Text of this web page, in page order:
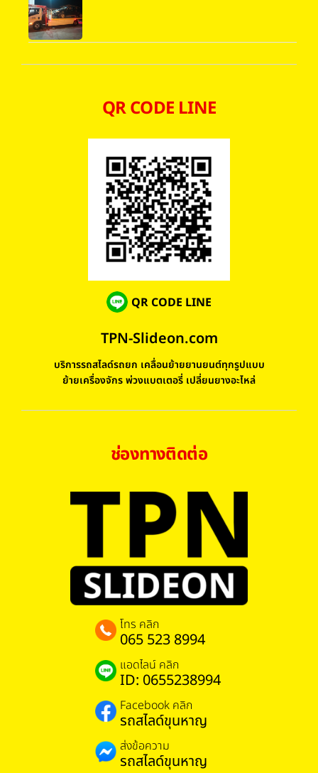
QR CODE LINE
QR CODE LINE
TPN-Slideon.com
บริการรถสไลด์รถยก เคลื่อนย้ายยานยนต์ทุกรูปแบบ
ย้ายเครื่องจักร พ่วงแบตเตอรี่ เปลี่ยนยางอะไหล่
ช่องทางติดต่อ
โทร คลิก
065 523 8994
แอดไลน์ คลิก
ID: 0655238994
Facebook คลิก
รถสไลด์ขุนหาญ
ส่งข้อความ
รถสไลด์ขุนหาญ